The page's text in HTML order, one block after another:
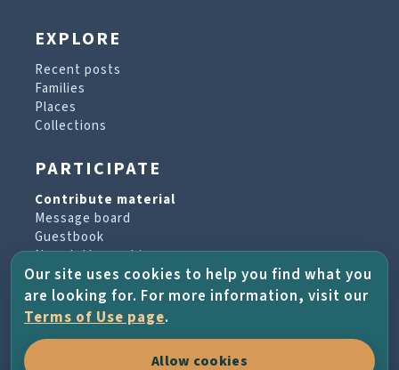
EXPLORE
Recent posts
Families
Places
Collections
PARTICIPATE
Contribute material
Message board
Guestbook
Newsletter archive
PROJECT & HELP
About the project
Our site uses cookies to help you find what you
are looking for. For more information, visit our
Terms of Use page.
Allow cookies